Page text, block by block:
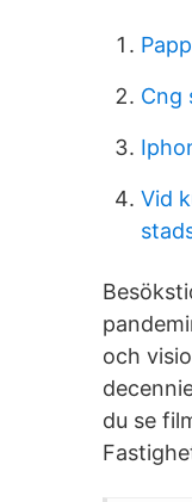
Cng
Vid
och
du se